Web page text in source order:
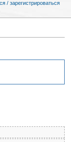
/ зарегистрироваться